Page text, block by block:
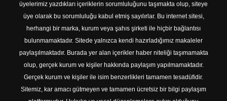
üyelerimiz yazdıkları içeriklerin sorumluluğunu taşımakta olup, siteye
üye olarak bu sorumluluğu kabul etmiş sayılırlar. Bu internet sitesi,
herhangi bir marka, kurum veya şahıs şirketi ile hiçbir bağlantısı
bulunmamaktadır. Sitede yalnızca kendi hazırladığımız makaleler
paylaşılmaktadır. Burada yer alan içerikler haber niteliği taşımamakta
olup, gerçek kurum ve kişiler hakkında paylaşım yapılmamaktadır.
Gerçek kurum ve kişiler ile isim benzerlikleri tamamen tesadüfidir.
Sitemiz, kar amacı gütmeyen ve tamamen ücretsiz bir bilgi paylaşım